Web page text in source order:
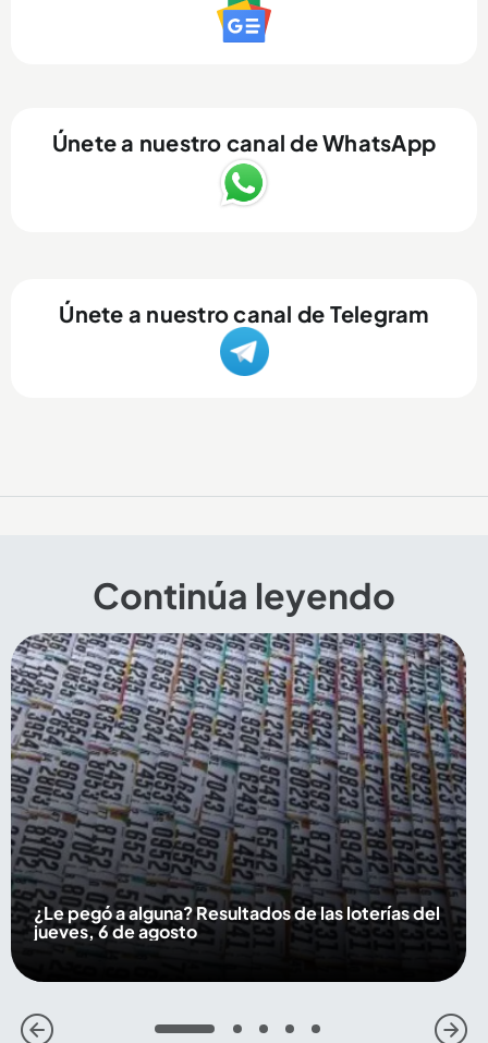
Únete a nuestro canal de WhatsApp
Únete a nuestro canal de Telegram
Continúa leyendo
¿Le pegó a alguna? Resultados de las loterías del
jueves, 6 de agosto
1 2 3 4 5